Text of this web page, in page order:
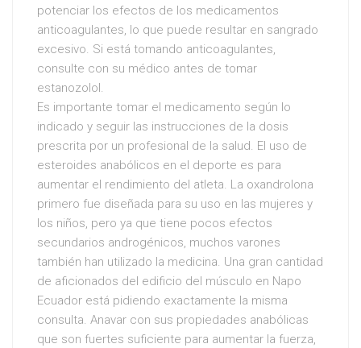
potenciar los efectos de los medicamentos
anticoagulantes, lo que puede resultar en sangrado
excesivo. Si está tomando anticoagulantes,
consulte con su médico antes de tomar
estanozolol.
Es importante tomar el medicamento según lo
indicado y seguir las instrucciones de la dosis
prescrita por un profesional de la salud. El uso de
esteroides anabólicos en el deporte es para
aumentar el rendimiento del atleta. La oxandrolona
primero fue diseñada para su uso en las mujeres y
los niños, pero ya que tiene pocos efectos
secundarios androgénicos, muchos varones
también han utilizado la medicina. Una gran cantidad
de aficionados del edificio del músculo en Napo
Ecuador está pidiendo exactamente la misma
consulta. Anavar con sus propiedades anabólicas
que son fuertes suficiente para aumentar la fuerza,